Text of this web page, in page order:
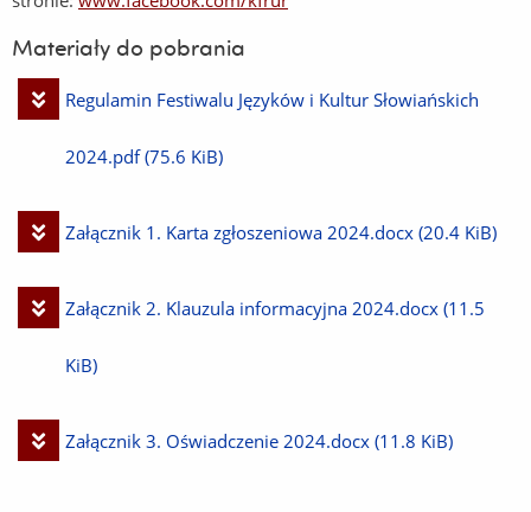
Materiały do pobrania
Pobierz
plik
Regulamin Festiwalu Języków i Kultur Słowiańskich
2024.pdf (75.6 KiB)
Pobierz
Załącznik 1. Karta zgłoszeniowa 2024.docx (20.4 KiB)
Pobierz
plik
Załącznik 2. Klauzula informacyjna 2024.docx (11.5
KiB)
Pobierz
Załącznik 3. Oświadczenie 2024.docx (11.8 KiB)